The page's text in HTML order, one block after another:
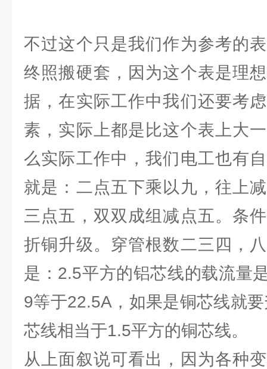
不过这个只是我们作为参考的
终照搬硬套，因为这个表是理
据，在实际工作中我们还要考
素，实际上都是比这个表上大
么实际工作中，我们电工也有
就是：二点五下乘以九，往上
三点五，双双成组减点五。条
折铜升级。穿管根数二三四，
是：2.5平方的铝芯线的载流量
9等于22.5A，如果是铜芯线就
芯线相当于1.5平方的铜芯线。
从上面叙说可看出，因为各种